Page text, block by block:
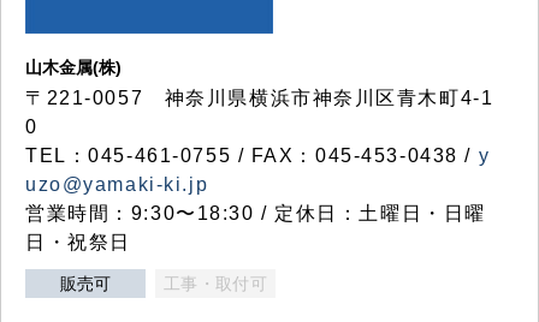
山木金属(株)
〒221-0057 神奈川県横浜市神奈川区青木町4-1
0
TEL：045-461-0755 / FAX：045-453-0438 / y
uzo@yamaki-ki.jp
営業時間：9:30〜18:30 / 定休日：土曜日・日曜
日・祝祭日
販売可 工事・取付可